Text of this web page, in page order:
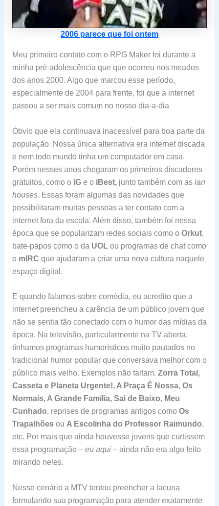
2006 parece que foi ontem
Meu primeiro contato com o RPG Maker foi durante a
minha pré-adolescência que que ocorreu nos meados
dos anos 2000. Algo que marcou esse período,
especialmente de 2004 para frente, foi que a internet
passou a ser mais comum no nosso dia-a-dia
Óbvio que ela continuava inacessível para boa parte da
população. Nossa única alternativa era internet discada
e nem todo mundo tinha um computador em casa.
Porém nesses anos chegaram os primeiros discadores
gratuitos, como o iGe o iBest, junto também com as lan
houses. Essas foram algumas das novidades que
possibilitaram muitas pessoas a ter contato com a
internet fora da escola. Além disso, também foi nessa
época que se popularizam redes sociais como o Orkut,
bate-papos como o da UOL ou programas de chat como
o mIRC que ajudaram a criar uma nova cultura naquele
espaço digital.
E quando falamos sobre comédia, eu acredito que a
internet preencheu a carência de um público jovem que
não se sentia tão conectado com o humor das mídias da
época. Na televisão, particularmente na TV aberta,
tínhamos programas humorísticos muito pautados no
tradicional humor popular que conversava melhor com o
público mais velho. Exemplos não faltam. Zorra Total,
Casseta e Planeta Urgente!, A Praça É Nossa, Os
Normais, A Grande Família, Sai de Baixo, Meu
Cunhado, reprises de programas antigos como Os
Trapalhõesou A Escolinha do Professor Raimundo,
etc. Por mais que ainda houvesse jovens que curtissem
essa programação – eu aqui– ainda não era algo feito
mirando neles.
Nesse cenário a MTV tentou preencher a lacuna
formulando sua programação para atender exatamente